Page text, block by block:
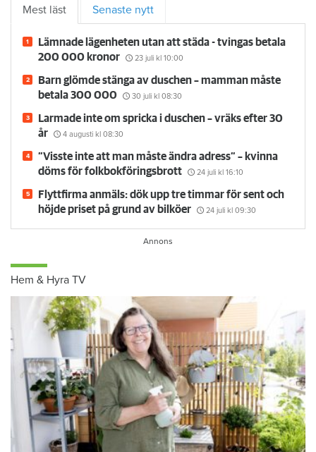
Mest läst Senaste nytt
Lämnade lägenheten utan att städa - tvingas betala
200 000 kronor
23 juli kl 10:00
Barn glömde stänga av duschen – mamman måste
betala 300 000
30 juli kl 08:30
Larmade inte om spricka i duschen – vräks efter 30
år
4 augusti kl 08:30
”Visste inte att man måste ändra adress” – kvinna
döms för folkbokföringsbrott
24 juli kl 16:10
Flyttfirma anmäls: dök upp tre timmar för sent och
höjde priset på grund av bilköer
24 juli kl 09:30
Hem & Hyra TV